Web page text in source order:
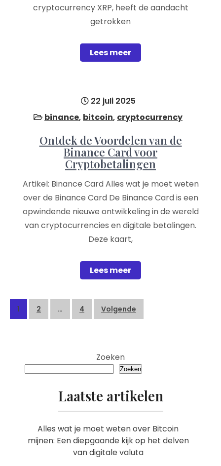
cryptocurrency XRP, heeft de aandacht
getrokken
Lees meer
22 juli 2025
binance, bitcoin, cryptocurrency
Ontdek de Voordelen van de
Binance Card voor
Cryptobetalingen
Artikel: Binance Card Alles wat je moet weten
over de Binance Card De Binance Card is een
opwindende nieuwe ontwikkeling in de wereld
van cryptocurrencies en digitale betalingen.
Deze kaart,
Lees meer
Posts
1 2 … 4 Volgende
Zoeken
Zoeken
Laatste artikelen
Alles wat je moet weten over Bitcoin
mijnen: Een diepgaande kijk op het delven
van digitale valuta